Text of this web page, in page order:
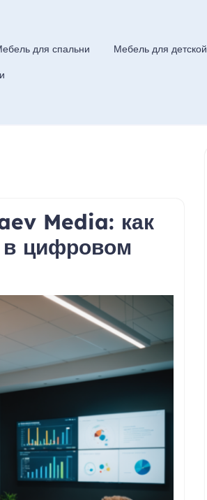
для спальни Мебель для детской
Media: как
в цифровом